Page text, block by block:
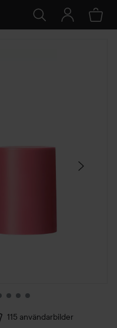
115 användarbilder